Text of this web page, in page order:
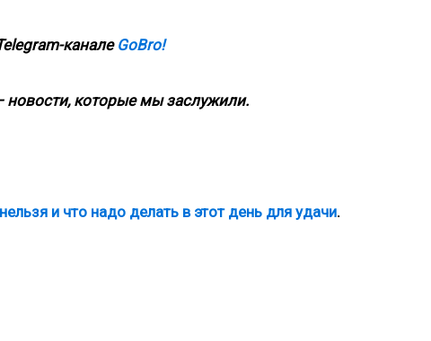
канале GoBro!
новости, которые мы заслужили.
и что надо делать в этот день для удачи.